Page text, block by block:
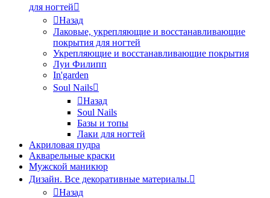
для ногтей
Назад
Лаковые, укрепляющие и восстанавливающие
покрытия для ногтей
Укрепляющие и восстанавливающие покрытия
Луи Филипп
In'garden
Soul Nails
Назад
Soul Nails
Базы и топы
Лаки для ногтей
Акриловая пудра
Акварельные краски
Мужской маникюр
Дизайн. Все декоративные материалы.
Назад